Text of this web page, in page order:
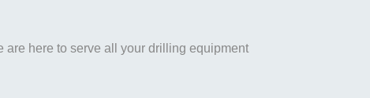
are here to serve all your drilling equipment